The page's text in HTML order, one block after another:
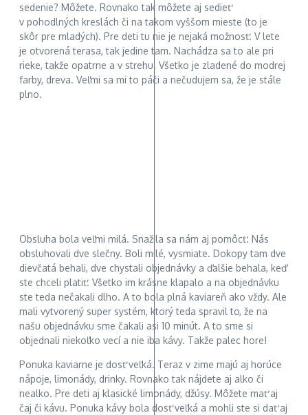
sedenie? Môžete. Rovnako tak môžete aj sedieť
v pohodlných kreslách či na takom vyššom mieste (to je
skôr pre mladých). Pre deti tu nie je nejaká možnosť. V lete
je otvorená terasa, tak jedine tam. Nachádza sa to ale pri
rieke, takže opatrne a v strehu. Všetko je zladené do modrej
farby, dreva. Veľmi sa mi to páči a nečudujem sa, že je stále
plno.
Obsluha bola veľmi milá. Snažila sa nám aj pomôcť. Nás
obsluhovali dve slečny. Boli milé, vysmiate. Dokopy tam dve
dievčatá behali, dve chystali objednávky a ďalšie behala, keď
ste chceli platiť. Všetko im krásne klapalo a na objednávku
ste teda nečakali dlho. A to bola plná kaviareň ako vždy. Ale
mali vytvorený super systém, ktorý teda spravil to, že na
našu objednávku sme čakali asi 10 minút. A to sme si
objednali niekoľko vecí a nie iba kávy. Takže palec hore!
Ponuka kaviarne je dosť veľká. Teraz v zime majú aj horúce
nápoje, limonády, drinky. Rovnako tak nájdete aj alko či
nealko. Pre deti aj klasické limonády, džúsy. Môžete mať aj
čaj či kávu. Ponuka kávy bola dosť veľká a mohli ste si dať aj